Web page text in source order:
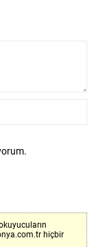
hiçbir